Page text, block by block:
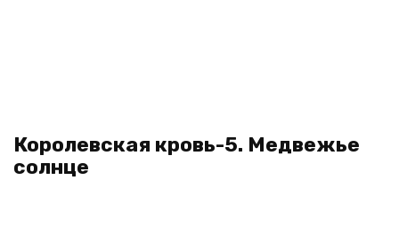
Королевская кровь-5. Медвежье
солнце